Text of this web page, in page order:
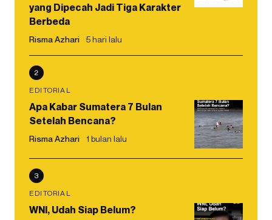
yang Dipecah Jadi Tiga Karakter
Berbeda
Risma Azhari 5 hari lalu
2
EDITORIAL
Apa Kabar Sumatera 7 Bulan
Setelah Bencana?
Risma Azhari 1 bulan lalu
3
EDITORIAL
WNI, Udah Siap Belum?